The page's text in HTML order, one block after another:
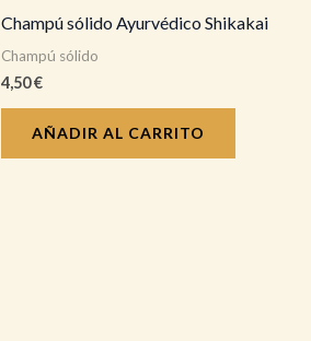
Champú sólido Ayurvédico Shikakai
Champú sólido
4,50€
AÑADIR AL CARRITO